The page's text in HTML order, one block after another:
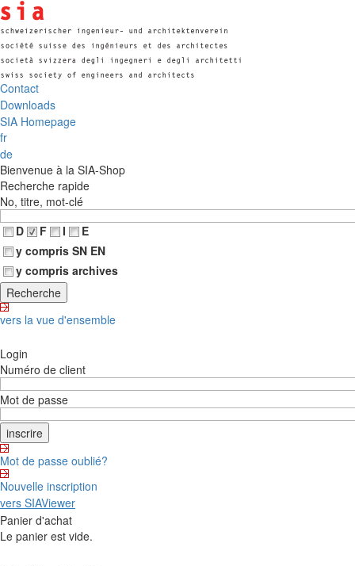
Contact
Downloads
SIA Homepage
fr
de
Bienvenue à la SIA-Shop
Recherche rapide
No, titre, mot-clé
D
F I
E
y compris SN EN
y compris archives
vers la vue d'ensemble
Login
Numéro de client
Mot de passe
Mot de passe oublié?
Nouvelle inscription
vers SIAViewer
Panier d'achat
Le panier est vide.